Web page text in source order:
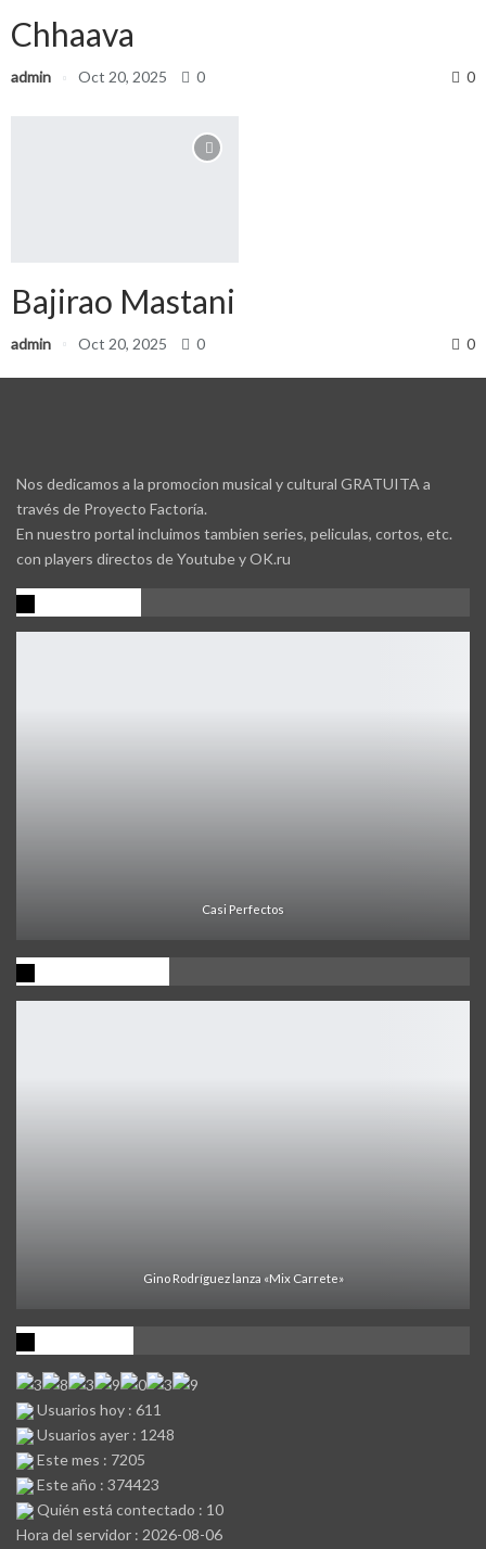
Chhaava
admin Oct 20, 2025 0 0
Bajirao Mastani
admin Oct 20, 2025 0 0
Nos dedicamos a la promocion musical y cultural GRATUITA a
través de Proyecto Factoría.
En nuestro portal incluimos tambien series, peliculas, cortos, etc.
con players directos de Youtube y OK.ru
Casi Perfectos
Gino Rodríguez lanza «Mix Carrete»
Usuarios hoy : 611
Usuarios ayer : 1248
Este mes : 7205
Este año : 374423
Quién está contectado : 10
Hora del servidor : 2026-08-06